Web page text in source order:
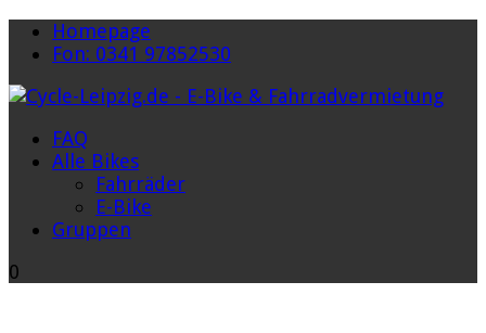
Homepage
Fon: 0341 97852530
FAQ
Alle Bikes
Fahrräder
E-Bike
Gruppen
0